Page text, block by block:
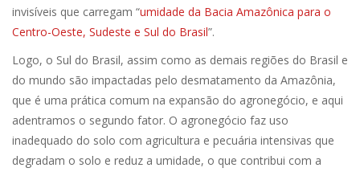
invisíveis que carregam “umidade da Bacia Amazônica para o
Centro-Oeste, Sudeste e Sul do Brasil”.
Logo, o Sul do Brasil, assim como as demais regiões do Brasil e
do mundo são impactadas pelo desmatamento da Amazônia,
que é uma prática comum na expansão do agronegócio, e aqui
adentramos o segundo fator. O agronegócio faz uso
inadequado do solo com agricultura e pecuária intensivas que
degradam o solo e reduz a umidade, o que contribui com a